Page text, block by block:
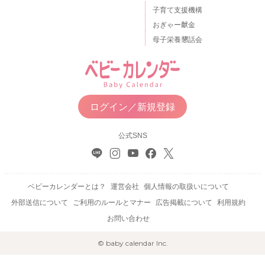
子育て支援機構
おぎゃー献金
母子栄養懇話会
ログイン／新規登録
公式SNS
ベビーカレンダーとは？ 運営会社
個人情報の取扱いについて
外部送信について
ご利用のルールとマナー 広告掲載について
利用規約
お問い合わせ
© baby calendar Inc.